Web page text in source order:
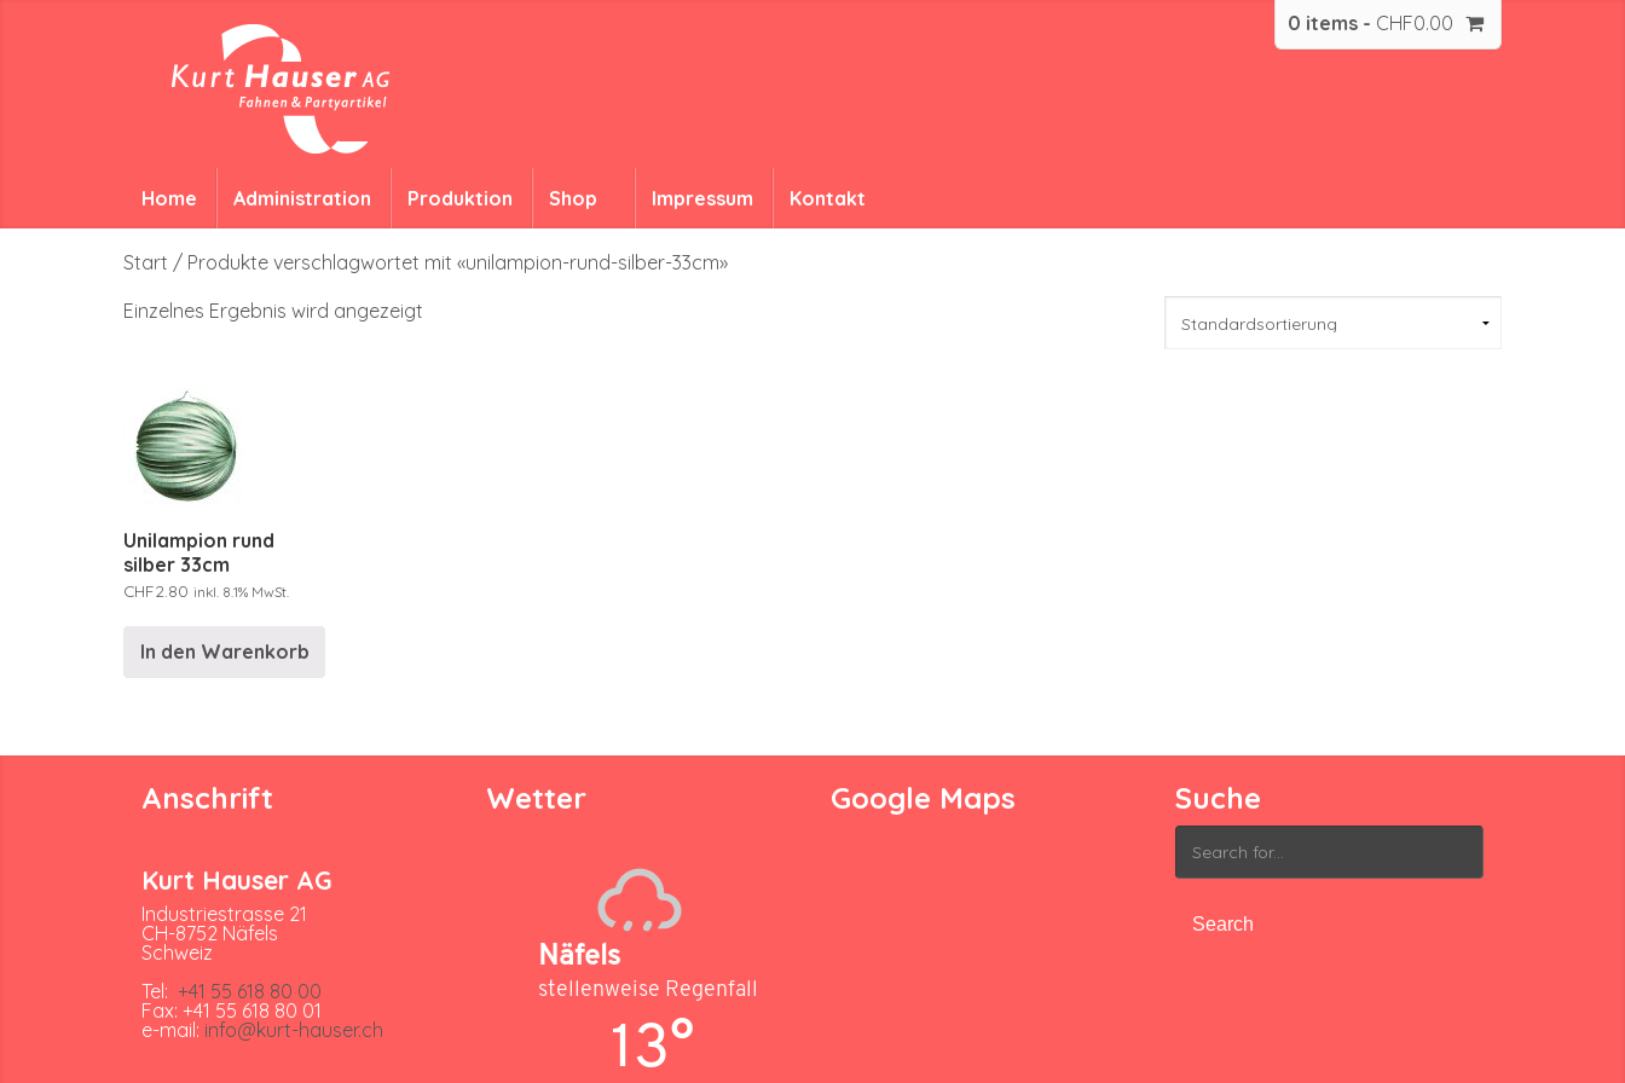
0 items - CHF0.00
Home Administration Produktion Shop Impressum Kontakt
Start / Produkte verschlagwortet mit «unilampion-rund-silber-33cm»
Einzelnes Ergebnis wird angezeigt
Unilampion rund
silber 33cm
CHF2.80 inkl. 8.1% MwSt.
In den Warenkorb
Anschrift
Kurt Hauser AG
Industriestrasse 21
CH-8752 Näfels
Schweiz
Tel: +41 55 618 80 00
Fax: +41 55 618 80 01
e-mail: info@kurt-hauser.ch
Wetter
Näfels
stellenweise Regenfall
13°
Google Maps Suche
Search
for: